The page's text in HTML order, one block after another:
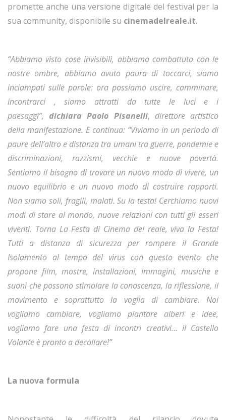
promette anche una versione digitale del festival per la
sua community, disponibile su cinemadelreale.it.
“Abbiamo visto cose invisibili, abbiamo combattuto con le
nostre ombre, abbiamo avuto paura di toccarci, siamo
inciampati sulle parole: ora possiamo uscire, camminare,
incontrarci , siamo attratti da tutte le luci e i
paesaggi”,dichiara Paolo Pisanelli, direttore artistico
della manifestazione. E continua: “Viviamo in un periodo di
paure dell’altro e distanza tra umani tra guerre, pandemie e
discriminazioni, razzismi, vecchie e nuove povertà.
Sentiamo il bisogno di trovare un nuovo modo di vivere, un
nuovo equilibrio e un nuovo modo di costruire rapporti.
Non siamo soli, fragili, malati. Su la testa! Cerchiamo nuovi
modi di stare al mondo, nuove relazioni con tutti gli esseri
viventi. Torna La Festa di Cinema del reale, viva la Festa!
Tutti a distanza di sicurezza per rompere il Grande
Isolamento al tempo del virus con questo evento che
propone film, mostre, installazioni, immagini, musiche e
suoni che possono stimolare la conoscenza, la riflessione, il
movimento e soprattutto la voglia di cambiare. Noi
vogliamo cambiare, vogliamo piantare alberi e idee,
vogliamo fare una festa di incontri creativi… il Castello
Volante è pronto a decollare!”
La nuova formula